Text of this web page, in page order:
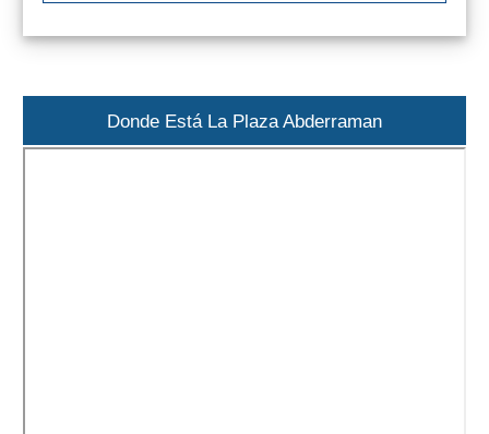
Top 10
Top Gratis
Para Niños
Donde Está La Plaza Abderraman